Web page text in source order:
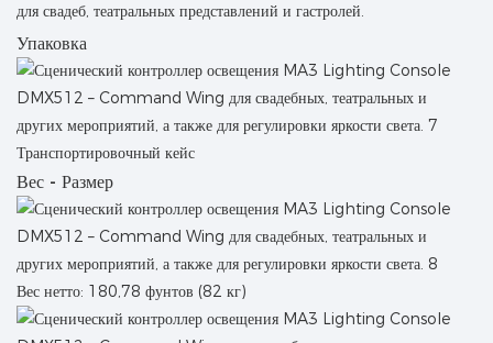
для свадеб, театральных представлений и гастролей.
Упаковка
Транспортировочный кейс
Вес - Размер
Вес нетто: 180,78 фунтов (82 кг)